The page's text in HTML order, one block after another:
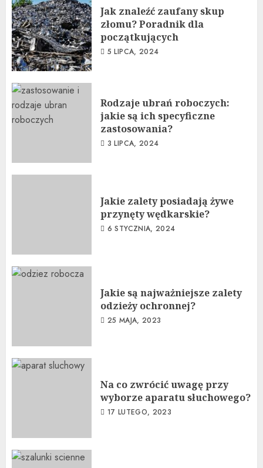
Jak znaleźć zaufany skup
złomu? Poradnik dla
początkujących
5 LIPCA, 2024
Rodzaje ubrań roboczych:
jakie są ich specyficzne
zastosowania?
3 LIPCA, 2024
Jakie zalety posiadają żywe
przynęty wędkarskie?
6 STYCZNIA, 2024
Jakie są najważniejsze zalety
odzieży ochronnej?
25 MAJA, 2023
Na co zwrócić uwagę przy
wyborze aparatu słuchowego?
17 LUTEGO, 2023